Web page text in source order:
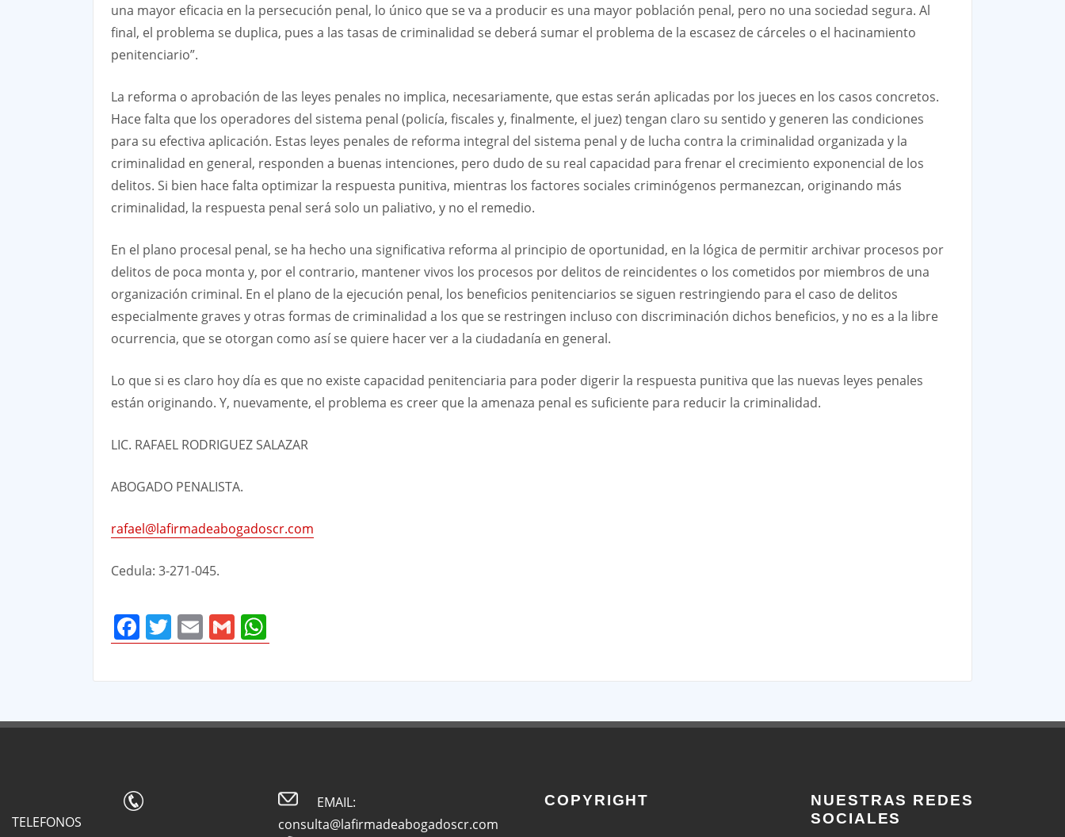
una mayor eficacia en la persecución penal, lo único que se va a producir es una mayor población penal, pero no una sociedad segura. Al
final, el problema se duplica, pues a las tasas de criminalidad se deberá sumar el problema de la escasez de cárceles o el hacinamiento
penitenciario”.
La reforma o aprobación de las leyes penales no implica, necesariamente, que estas serán aplicadas por los jueces en los casos concretos.
Hace falta que los operadores del sistema penal (policía, fiscales y, finalmente, el juez) tengan claro su sentido y generen las condiciones
para su efectiva aplicación. Estas leyes penales de reforma integral del sistema penal y de lucha contra la criminalidad organizada y la
criminalidad en general, responden a buenas intenciones, pero dudo de su real capacidad para frenar el crecimiento exponencial de los
delitos. Si bien hace falta optimizar la respuesta punitiva, mientras los factores sociales criminógenos permanezcan, originando más
criminalidad, la respuesta penal será solo un paliativo, y no el remedio.
En el plano procesal penal, se ha hecho una significativa reforma al principio de oportunidad, en la lógica de permitir archivar procesos por
delitos de poca monta y, por el contrario, mantener vivos los procesos por delitos de reincidentes o los cometidos por miembros de una
organización criminal. En el plano de la ejecución penal, los beneficios penitenciarios se siguen restringiendo para el caso de delitos
especialmente graves y otras formas de criminalidad a los que se restringen incluso con discriminación dichos beneficios, y no es a la libre
ocurrencia, que se otorgan como así se quiere hacer ver a la ciudadanía en general.
Lo que si es claro hoy día es que no existe capacidad penitenciaria para poder digerir la respuesta punitiva que las nuevas leyes penales
están originando. Y, nuevamente, el problema es creer que la amenaza penal es suficiente para reducir la criminalidad.
LIC. RAFAEL RODRIGUEZ SALAZAR
ABOGADO PENALISTA.
rafael@lafirmadeabogadoscr.com
Cedula: 3-271-045.
Facebook
Twitter
Email
Gmail
TELEFONOS
EMAIL:
consulta@lafirmadeabogadoscr.com
COPYRIGHT
NUESTRAS REDES
SOCIALES